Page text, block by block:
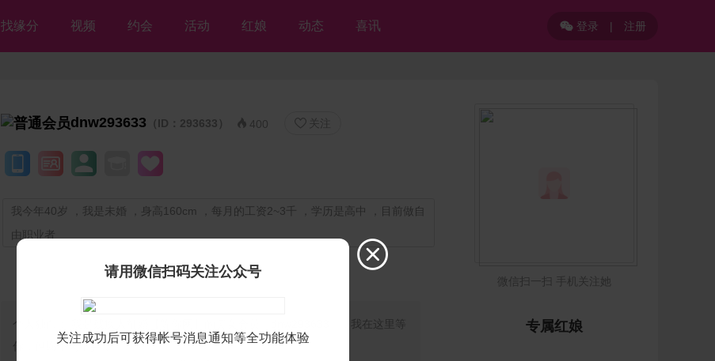
找缘分 视频 约会 活动 红娘 动态 喜讯 登录 | 注册
dnw293633 （ID：293633）  400  关注
我今年40岁 ，我是未婚 ，身高160cm ，每月的工资2~3千 ，学历是高中 ，目前做自
由职业者
个人独白：
我是残疾人征婚【等你网】的美女会员♡dnw293633♡，我在这里等
你，但愿不离不弃💘
微信扫一扫 手机关注她
专属红娘

请用微信扫码关注公众号
关注成功后可获得帐号消息通知等全功能体验